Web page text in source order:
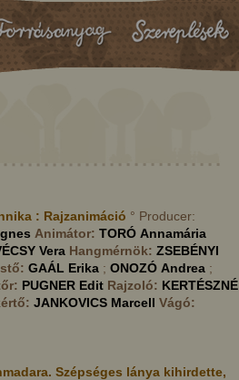
: Rajzanimáció ° Producer:
Animátor: TORÓ Annamária
Vera Hangmérnök: ZSEBÉNYI
GAÁL Erika ; ONOZÓ Andrea ;
PUGNER Edit Rajzoló: KERTÉSZNÉ
JANKOVICS Marcell Vágó:
Szépséges lánya kihirdette,